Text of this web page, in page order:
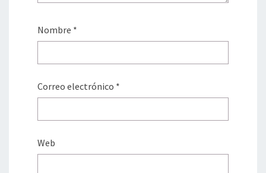
Nombre *
Correo electrónico *
Web